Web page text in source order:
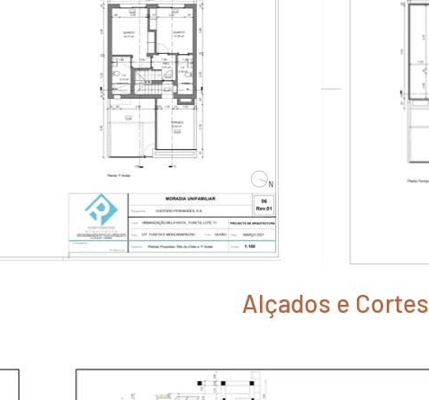
Alçados e Cortes